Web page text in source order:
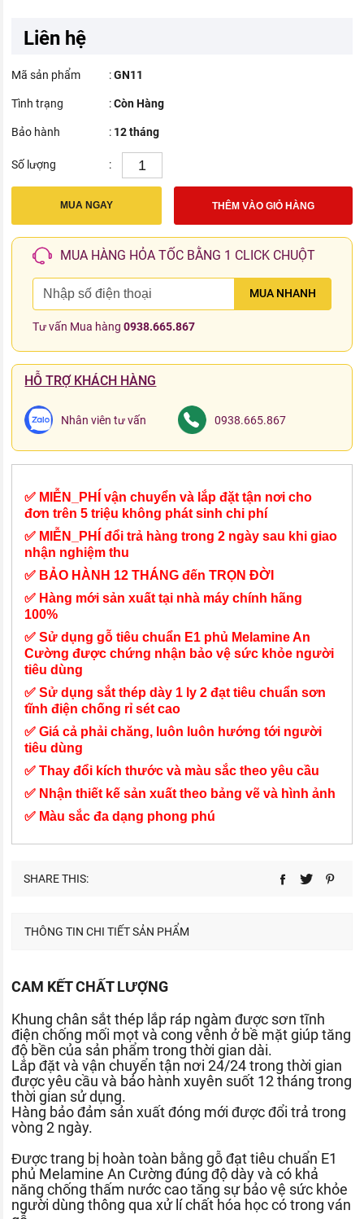
Liên hệ
Mã sản phẩm :GN11
Tình trạng :Còn Hàng
Bảo hành : 12 tháng
Số lượng :
MUA NGAY THÊM VÀO GIỎ HÀNG
MUA HÀNG HỎA TỐC BẰNG 1 CLICK CHUỘT
MUA NHANH
Tư vấn Mua hàng0938.665.867
HỖ TRỢ KHÁCH HÀNG
Nhân viên tư vấn 0938.665.867
✅ MIỄN_PHÍ vận chuyển và lắp đặt tận nơi cho
đơn trên 5 triệu không phát sinh chi phí
✅ MIỄN_PHÍ đổi trả hàng trong 2 ngày sau khi giao
nhận nghiệm thu
✅ BẢO HÀNH 12 THÁNG đến TRỌN ĐỜI
✅ Hàng mới sản xuất tại nhà máy chính hãng
100%
✅ Sử dụng gỗ tiêu chuẩn E1 phủ Melamine An
Cường được chứng nhận bảo vệ sức khỏe người
tiêu dùng
✅ Sử dụng sắt thép dày 1 ly 2 đạt tiêu chuẩn sơn
tĩnh điện chống rỉ sét cao
✅ Giá cả phải chăng, luôn luôn hướng tới người
tiêu dùng
✅ Thay đổi kích thước và màu sắc theo yêu cầu
✅ Nhận thiết kế sản xuất theo bảng vẽ và hình ảnh
✅ Màu sắc đa dạng phong phú
SHARE THIS:
THÔNG TIN CHI TIẾT SẢN PHẨM
CAM KẾT CHẤT LƯỢNG
Khung chân sắt thép lắp ráp ngàm được sơn tĩnh
điện chống mối mọt và cong vênh ở bề mặt giúp tăng
độ bền của sản phẩm trong thời gian dài.
Lắp đặt và vận chuyển tận nơi 24/24 trong thời gian
được yêu cầu và bảo hành xuyên suốt 12 tháng trong
thời gian sử dụng.
Hàng bảo đảm sản xuất đóng mới được đổi trả trong
vòng 2 ngày.
Được trang bị hoàn toàn bằng gỗ đạt tiêu chuẩn E1
phủ Melamine An Cường đúng độ dày và có khả
năng chống thấm nước cao tăng sự bảo vệ sức khỏe
người dùng thông qua xử lí chất hóa học có trong ván